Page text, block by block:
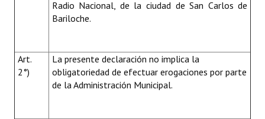
Radio Nacional, de la ciudad de San Carlos de
Bariloche.
Art.
2°)
La presente declaración no implica la
obligatoriedad de efectuar erogaciones por parte
de la Administración Municipal.